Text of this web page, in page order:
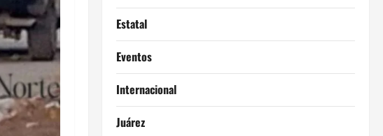
Estatal
Eventos
Internacional
Juárez